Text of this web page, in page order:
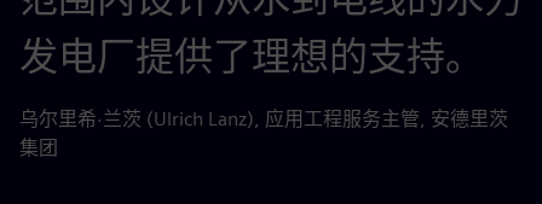
发电厂提供了理想的支持。
乌尔里希·兰茨 (Ulrich Lanz), 应用工程服务主管, 安德里茨
集团